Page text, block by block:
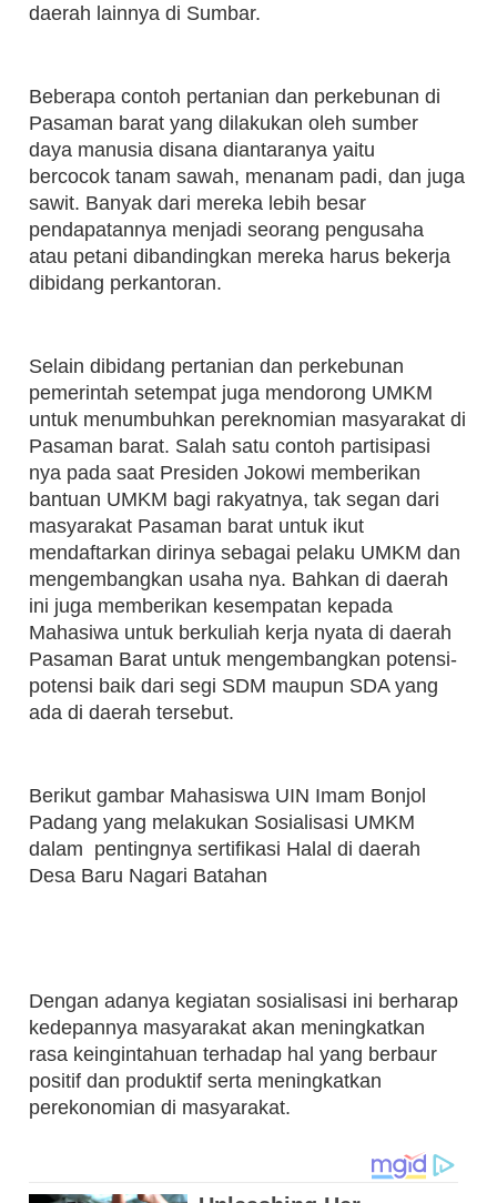
daerah lainnya di Sumbar.
Beberapa contoh pertanian dan perkebunan di
Pasaman barat yang dilakukan oleh sumber
daya manusia disana diantaranya yaitu
bercocok tanam sawah, menanam padi, dan juga
sawit. Banyak dari mereka lebih besar
pendapatannya menjadi seorang pengusaha
atau petani dibandingkan mereka harus bekerja
dibidang perkantoran.
Selain dibidang pertanian dan perkebunan
pemerintah setempat juga mendorong UMKM
untuk menumbuhkan pereknomian masyarakat di
Pasaman barat. Salah satu contoh partisipasi
nya pada saat Presiden Jokowi memberikan
bantuan UMKM bagi rakyatnya, tak segan dari
masyarakat Pasaman barat untuk ikut
mendaftarkan dirinya sebagai pelaku UMKM dan
mengembangkan usaha nya. Bahkan di daerah
ini juga memberikan kesempatan kepada
Mahasiwa untuk berkuliah kerja nyata di daerah
Pasaman Barat untuk mengembangkan potensi-
potensi baik dari segi SDM maupun SDA yang
ada di daerah tersebut.
Berikut gambar Mahasiswa UIN Imam Bonjol
Padang yang melakukan Sosialisasi UMKM
dalam pentingnya sertifikasi Halal di daerah
Desa Baru Nagari Batahan
Dengan adanya kegiatan sosialisasi ini berharap
kedepannya masyarakat akan meningkatkan
rasa keingintahuan terhadap hal yang berbaur
positif dan produktif serta meningkatkan
perekonomian di masyarakat.